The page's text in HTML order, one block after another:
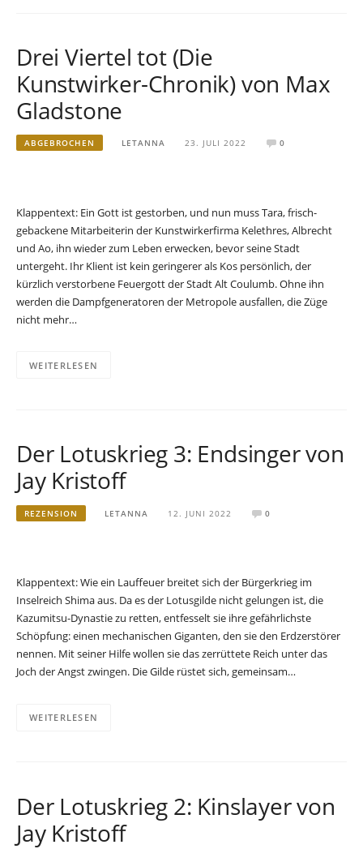
Drei Viertel tot (Die
Kunstwirker-Chronik) von Max
Gladstone
ABGEBROCHEN LETANNA 23. JULI 2022 0
Klappentext: Ein Gott ist gestorben, und nun muss Tara, frisch-
gebackene Mitarbeiterin der Kunstwirkerfirma Kelethres, Albrecht
und Ao, ihn wieder zum Leben erwecken, bevor seine Stadt
untergeht. Ihr Klient ist kein geringerer als Kos persönlich, der
kürzlich verstorbene Feuergott der Stadt Alt Coulumb. Ohne ihn
werden die Dampfgeneratoren der Metropole ausfallen, die Züge
nicht mehr…
WEITERLESEN
Der Lotuskrieg 3: Endsinger von
Jay Kristoff
REZENSION LETANNA 12. JUNI 2022 0
Klappentext: Wie ein Lauffeuer breitet sich der Bürgerkrieg im
Inselreich Shima aus. Da es der Lotusgilde nicht gelungen ist, die
Kazumitsu-Dynastie zu retten, entfesselt sie ihre gefährlichste
Schöpfung: einen mechanischen Giganten, den sie den Erdzerstörer
nennen. Mit seiner Hilfe wollen sie das zerrüttete Reich unter das
Joch der Angst zwingen. Die Gilde rüstet sich, gemeinsam…
WEITERLESEN
Der Lotuskrieg 2: Kinslayer von
Jay Kristoff